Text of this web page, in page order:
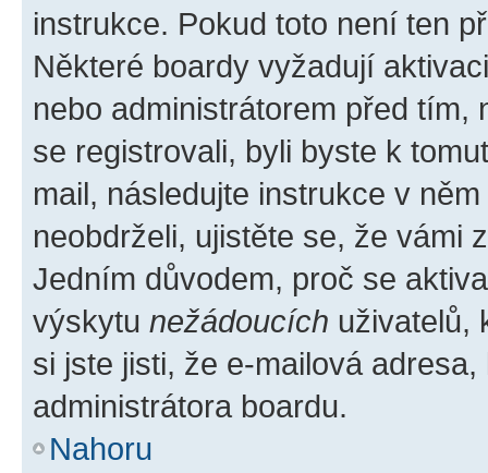
instrukce. Pokud toto není ten
Některé boardy vyžadují
nebo administrátorem před tím,
se registrovali, byli byste k
mail, následujte instrukce v
neobdrželi, ujistěte se, že vámi
Jedním důvodem, proč se
výskytu nežádoucích uživatelů,
si jste jisti, že e-mailová
administrátora boardu.
Nahoru